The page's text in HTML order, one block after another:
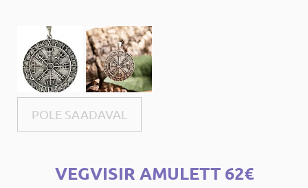
POLE SAADAVAL
VEGVISIR AMULETT 62€